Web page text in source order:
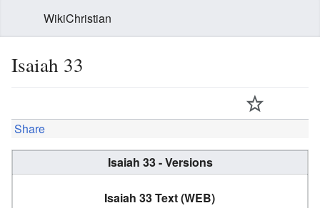
WikiChristian
Isaiah 33
Share
Isaiah 33 - Versions
Isaiah 33 Text (WEB)